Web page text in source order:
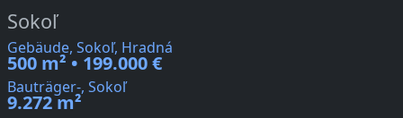
Sokoľ
Gebäude, Sokoľ, Hradná
500 m² • 199.000 €
Bauträger-, Sokoľ
9.272 m²